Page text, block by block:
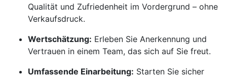
Qualität und Zufriedenheit im Vordergrund – ohne
Verkaufsdruck.
Wertschätzung: Erleben Sie Anerkennung und
Vertrauen in einem Team, das sich auf Sie freut.
Umfassende Einarbeitung: Starten Sie sicher